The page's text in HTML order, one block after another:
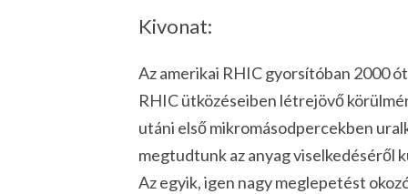
Kivonat:
Az amerikai RHIC gyorsítóban 2000
RHIC ütközéseiben létrejövő
utáni első mikromásodpercekben
megtudtunk az anyag viselkedéséről
Az egyik, igen nagy meglepetést